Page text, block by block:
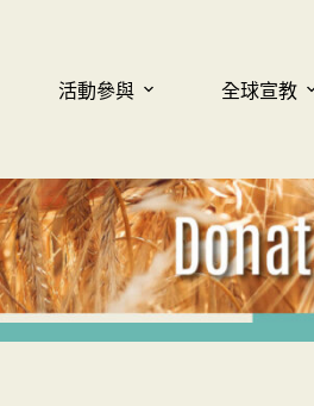
活動參與 全球宣教